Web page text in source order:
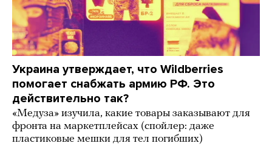
Украина утверждает, что Wildberries
помогает снабжать армию РФ. Это
действительно так?
«Медуза» изучила, какие товары заказывают для
фронта на маркетплейсах (спойлер: даже
пластиковые мешки для тел погибших)